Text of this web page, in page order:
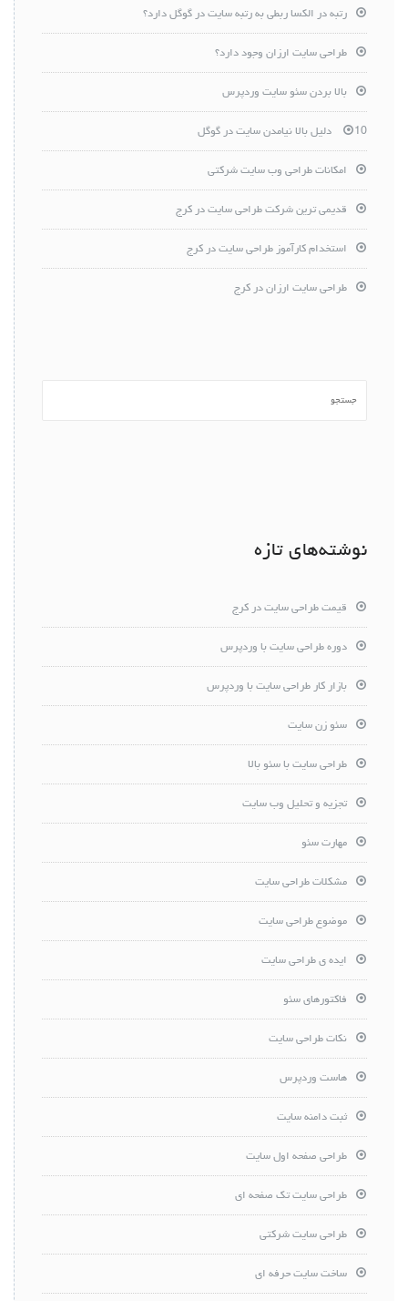
رتبه در الکسا ربطی به رتبه سایت در گوگل دارد؟
طراحی سایت ارزان وجود دارد؟
بالا بردن سئو سایت وردپرس
10 دلیل بالا نیامدن سایت در گوگل
امکانات طراحی وب سایت شرکتی
قدیمی ترین شرکت طراحی سایت در کرج
استخدام کارآموز طراحی سایت در کرج
طراحی سایت ارزان در کرج
نوشته‌های تازه
قیمت طراحی سایت در کرج
دوره طراحی سایت با وردپرس
بازار کار طراحی سایت با وردپرس
سئو زن سایت
طراحی سایت با سئو بالا
تجزیه و تحلیل وب سایت
مهارت سئو
مشکلات طراحی سایت
موضوع طراحی سایت
ایده ی طراحی سایت
فاکتورهای سئو
نکات طراحی سایت
هاست وردپرس
ثبت دامنه سایت
طراحی صفحه اول سایت
طراحی سایت تک صفحه ای
طراحی سایت شرکتی
ساخت سایت حرفه ای